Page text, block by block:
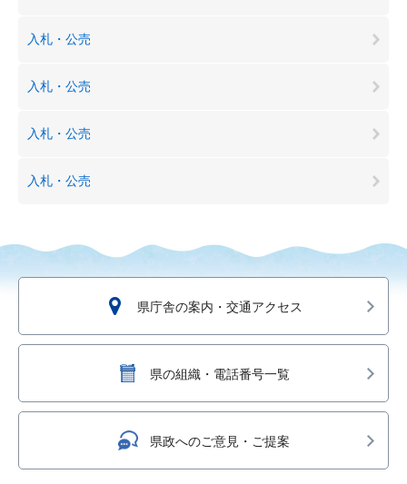
入札・公売
入札・公売
入札・公売
入札・公売
県庁舎の案内・交通アクセス
県の組織・電話番号一覧
県政へのご意見・ご提案